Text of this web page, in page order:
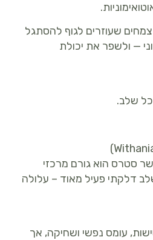
שעוזרים לגוף להסתגל
— ולשפר את יכולת
שלב.
סטרס הוא גורם מרכזי
דלקתי פעיל מאוד – עלולה
עומס נפשי ושחיקה, אך